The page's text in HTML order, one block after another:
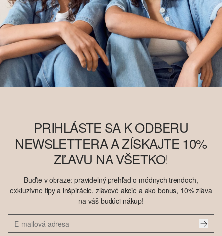
PRIHLÁSTE SA K ODBERU
NEWSLETTERA A ZÍSKAJTE 10%
ZĽAVU NA VŠETKO!
Buďte v obraze: pravidelný prehľad o módnych trendoch,
exkluzívne tipy a inšpirácie, zľavové akcie a ako bonus, 10% zľava
na váš budúci nákup!